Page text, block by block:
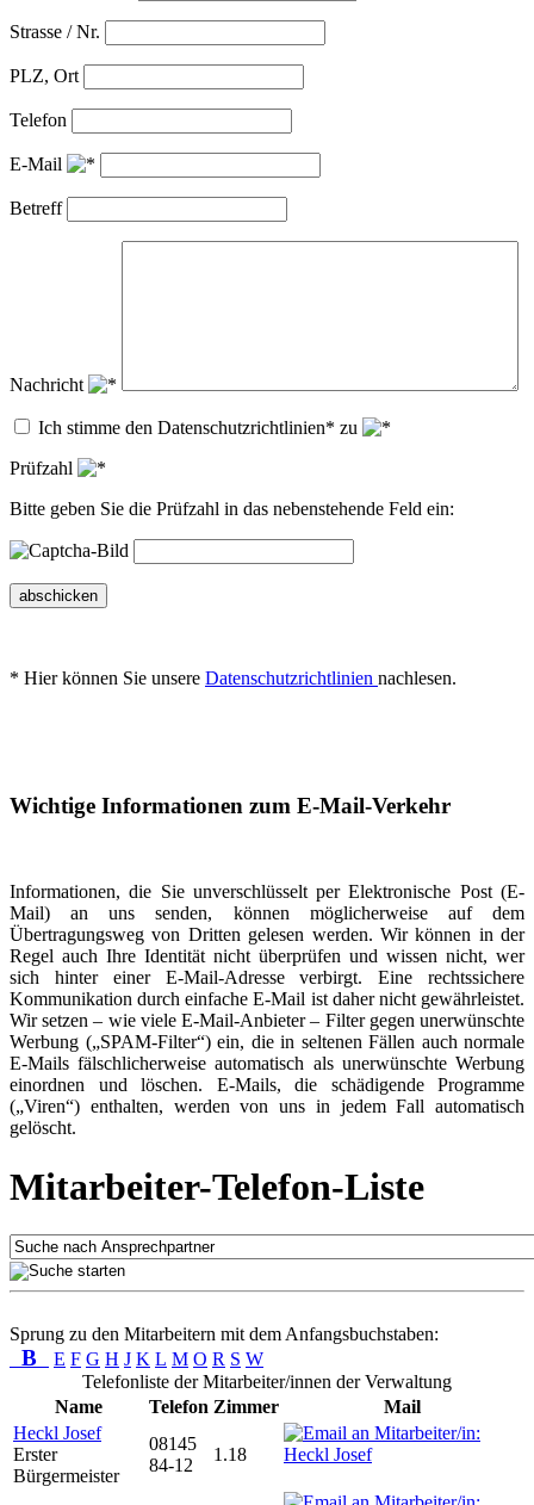
Strasse / Nr.
PLZ, Ort
Telefon
E-Mail
Betreff
Nachricht
Ich stimme den Datenschutzrichtlinien* zu
Prüfzahl
Bitte geben Sie die Prüfzahl in das nebenstehende Feld ein:
abschicken
* Hier können Sie unsere Datenschutzrichtlinien nachlesen.
Wichtige Informationen zum E-Mail-Verkehr
Informationen, die Sie unverschlüsselt per Elektronische Post (E-
Mail) an uns senden, können möglicherweise auf dem
Übertragungsweg von Dritten gelesen werden. Wir können in der
Regel auch Ihre Identität nicht überprüfen und wissen nicht, wer
sich hinter einer E-Mail-Adresse verbirgt. Eine rechtssichere
Kommunikation durch einfache E-Mail ist daher nicht gewährleistet.
Wir setzen – wie viele E-Mail-Anbieter – Filter gegen unerwünschte
Werbung („SPAM-Filter“) ein, die in seltenen Fällen auch normale
E-Mails fälschlicherweise automatisch als unerwünschte Werbung
einordnen und löschen. E-Mails, die schädigende Programme
(„Viren“) enthalten, werden von uns in jedem Fall automatisch
gelöscht.
Mitarbeiter-Telefon-Liste
Sprung zu den Mitarbeitern mit dem Anfangsbuchstaben:
B E F G H J K L M O R S W
Telefonliste der Mitarbeiter/innen der Verwaltung
Name
Telefon Zimmer
Mail
Heckl Josef
Erster
Bürgermeister
08145
84-12
1.18